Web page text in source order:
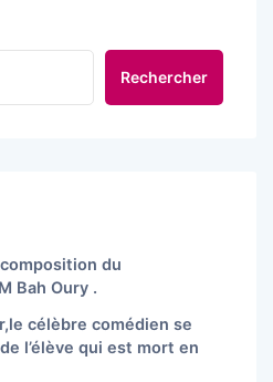
Rechercher
du
Bah Oury .
célèbre comédien se
l’élève qui est mort en